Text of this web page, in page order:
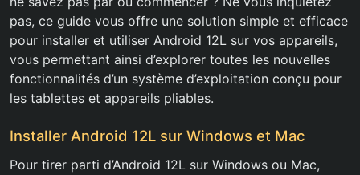
pas, ce guide vous offre une solution simple et efficace
pour installer et utiliser Android 12L sur vos appareils,
vous permettant ainsi d’explorer toutes les nouvelles
fonctionnalités d’un système d’exploitation conçu pour
les tablettes et appareils pliables.
Installer Android 12L sur Windows et Mac
Pour tirer parti d’Android 12L sur Windows ou Mac,